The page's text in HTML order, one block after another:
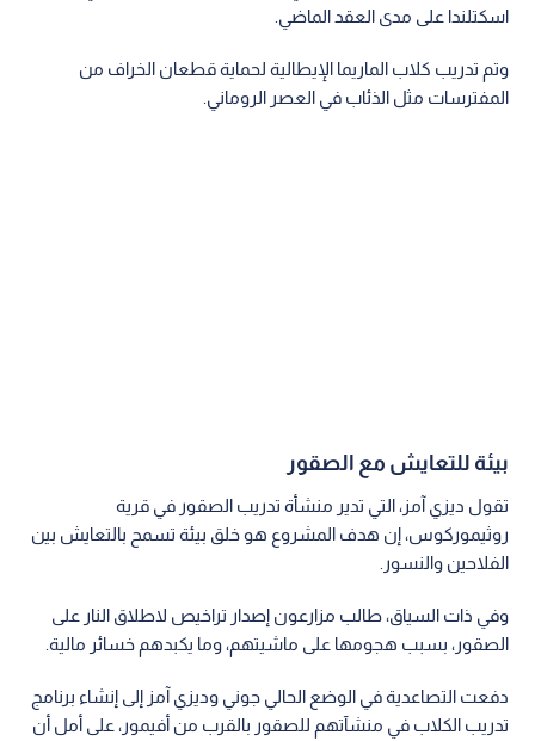
اسكتلندا على مدى العقد الماضي.
وتم تدريب كلاب الماريما الإيطالية لحماية قطعان الخراف من
المفترسات مثل الذئاب في العصر الروماني.
بيئة للتعايش مع الصقور
تقول ديزي آمز، التي تدير منشأة تدريب الصقور في قرية
روثيموركوس، إن هدف المشروع هو خلق بيئة تسمح بالتعايش بين
الفلاحين والنسور.
وفي ذات السياق، طالب مزارعون إصدار تراخيص لاطلاق النار على
الصقور، بسبب هجومها على ماشيتهم، وما يكبدهم خسائر مالية.
دفعت التصاعدية في الوضع الحالي جوني وديزي آمز إلى إنشاء برنامج
تدريب الكلاب في منشآتهم للصقور بالقرب من أفيمور، على أمل أن